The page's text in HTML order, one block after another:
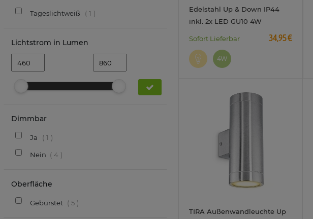
Tageslichtweiß 1
Lichtstrom in Lumen
Dimmbar
Ja 1
Nein 4
Oberfläche
Gebürstet 5
Edelstahl Up & Down IP44
inkl. 2x LED GU10 4W
Sofort Lieferbar 34,95 €
4W
TIRA Außenwandleuchte Up